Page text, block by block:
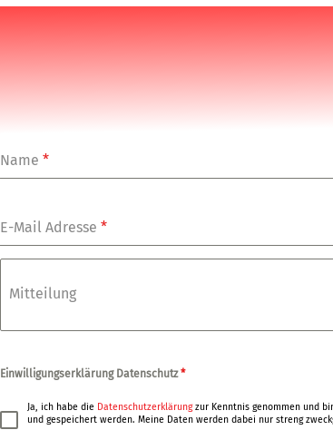
Name*
E-Mail Adresse*
Mitteilung
Einwilligungserklärung Datenschutz*
Ja, ich habe die Datenschutzerklärungzur Kenntnis genommen und
und gespeichert werden. Meine Daten werden dabei nur streng